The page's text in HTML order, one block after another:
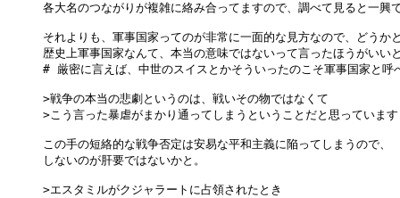
各大名のつながりが複雑に絡み合ってますので、調べて見ると一興
それよりも、軍事国家ってのが非常に一面的な見方なので、どうか
歴史上軍事国家なんて、本当の意味ではないって言ったほうがいい
# 厳密に言えば、中世のスイスとかそういったのこそ軍事国家と呼
>戦争の本当の悲劇というのは、戦いその物ではなくて
>こう言った暴虐がまかり通ってしまうということだと思っています
この手の短絡的な戦争否定は安易な平和主義に陥ってしまうので、
しないのが肝要ではないかと。
>エスタミルがクジャラートに占領されたとき